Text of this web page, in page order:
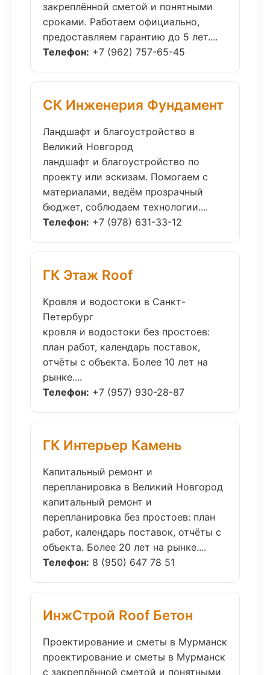
закреплённой сметой и понятными
сроками. Работаем официально,
предоставляем гарантию до 5 лет....
Телефон: +7 (962) 757-65-45
СК Инженерия Фундамент
Ландшафт и благоустройство в
Великий Новгород
ландшафт и благоустройство по
проекту или эскизам. Помогаем с
материалами, ведём прозрачный
бюджет, соблюдаем технологии....
Телефон: +7 (978) 631-33-12
ГК Этаж Roof
Кровля и водостоки в Санкт-
Петербург
кровля и водостоки без простоев:
план работ, календарь поставок,
отчёты с объекта. Более 10 лет на
рынке....
Телефон: +7 (957) 930-28-87
ГК Интерьер Камень
Капитальный ремонт и
перепланировка в Великий Новгород
капитальный ремонт и
перепланировка без простоев: план
работ, календарь поставок, отчёты с
объекта. Более 20 лет на рынке....
Телефон: 8 (950) 647 78 51
ИнжСтрой Roof Бетон
Проектирование и сметы в Мурманск
проектирование и сметы в Мурманск
с закреплённой сметой и понятными